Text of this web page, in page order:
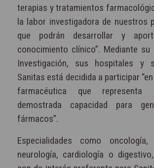
terapias y tratamientos
la labor investigadora de nuestros
que podrán desarrollar y
conocimiento clínico”. Mediante su
Investigación, sus hospitales y
Sanitas está decidida a participar
farmacéutica que
demostrada capacidad para
fármacos”.
Especialidades como oncología,
neurología, cardiología o